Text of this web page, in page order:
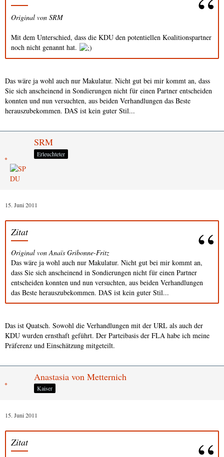
Original von SRM
Mit dem Unterschied, dass die KDU den potentiellen Koalitionspartner
noch nicht genannt hat.
Das wäre ja wohl auch nur Makulatur. Nicht gut bei mir kommt an, dass
Sie sich anscheinend in Sondierungen nicht für einen Partner entscheiden
konnten und nun versuchten, aus beiden Verhandlungen das Beste
herauszubekommen. DAS ist kein guter Stil...
SRM
Erleuchteter
15. Juni 2011
Zitat
Original von Anaïs Gribonne-Fritz
Das wäre ja wohl auch nur Makulatur. Nicht gut bei mir kommt an,
dass Sie sich anscheinend in Sondierungen nicht für einen Partner
entscheiden konnten und nun versuchten, aus beiden Verhandlungen
das Beste herauszubekommen. DAS ist kein guter Stil...
Das ist Quatsch. Sowohl die Verhandlungen mit der URL als auch der
KDU wurden ernsthaft geführt. Der Parteibasis der FLA habe ich meine
Präferenz und Einschätzung mitgeteilt.
Anastasia von Metternich
Kaiser
15. Juni 2011
Zitat